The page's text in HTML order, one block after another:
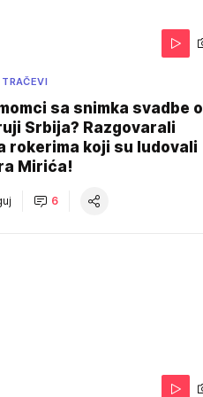
sa snimka svadbe o
Srbija? Razgovarali
rokerima koji su ludovali
Mirića!
6